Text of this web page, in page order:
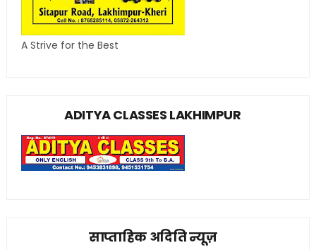
A Strive for the Best
ADITYA CLASSES LAKHIMPUR
साप्ताहिक अदिति न्यूज़